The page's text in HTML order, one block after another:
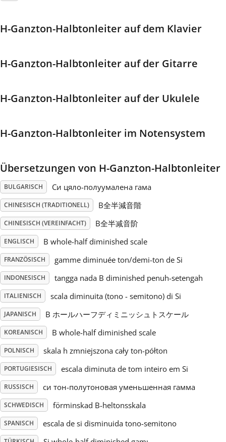
日本語
Polski
Português
Русский
Svenska
Tiếng Việt
Türkçe
Українська
简体中文
繁體中文
H-Ganzton-Halbtonleiter auf dem Klavier
H-Ganzton-Halbtonleiter auf der Gitarre
H-Ganzton-Halbtonleiter auf der Ukulele
H-Ganzton-Halbtonleiter im Notensystem
Übersetzungen von H-Ganzton-Halbtonleiter
BULGARISCH Си цяло-полуумалена гама
CHINESISCH (TRADITIONELL) B全半減音階
CHINESISCH (VEREINFACHT) B全半减音阶
ENGLISCH B whole-half diminished scale
FRANZÖSISCH gamme diminuée ton/demi-ton de Si
INDONESISCH tangga nada B diminished penuh-setengah
ITALIENISCH scala diminuita (tono - semitono) di Si
JAPANISCH B ホールハーフディミニッシュトスケール
KOREANISCH B whole-half diminished scale
POLNISCH skala h zmniejszona cały ton-półton
PORTUGIESISCH escala diminuta de tom inteiro em Si
RUSSISCH си тон-полутоновая уменьшенная гамма
SCHWEDISCH förminskad B-heltonsskala
SPANISCH escala de si disminuida tono-semitono